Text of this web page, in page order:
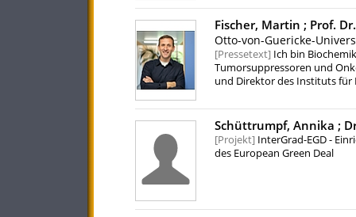
Instituten für
(Dr. agr., summa cum laude)
der Deutschen Gesellschaft
der University of York (UK)
Universität Halle-Wittenberg
Fischer, Martin ; Prof.
Otto-von-Guericke-
Pressetext Ich bin
Tumorsuppressoren und
und Direktor des Instituts für
Meine Forschung
andere
normaler Physiologie
Bioinformatik, um mithilfe
und ihre Rolle bei
Schüttrumpf, Annika ;
Projekt InterGrad-EGD -
des European Green Deal